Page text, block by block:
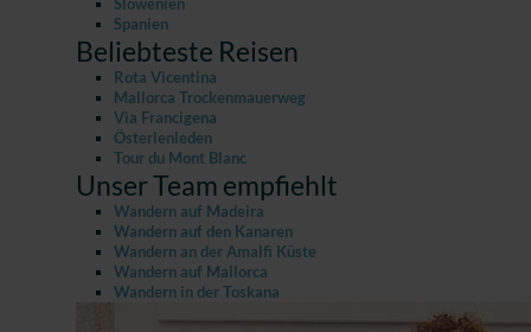
Spanien
Beliebteste Reisen
Rota Vicentina
Mallorca Trockenmauerweg
Via Francigena
Österlenleden
Tour du Mont Blanc
Unser Team empfiehlt
Wandern auf Madeira
Wandern auf den Kanaren
Wandern an der Amalfi Küste
Wandern auf Mallorca
Wandern in der Toskana